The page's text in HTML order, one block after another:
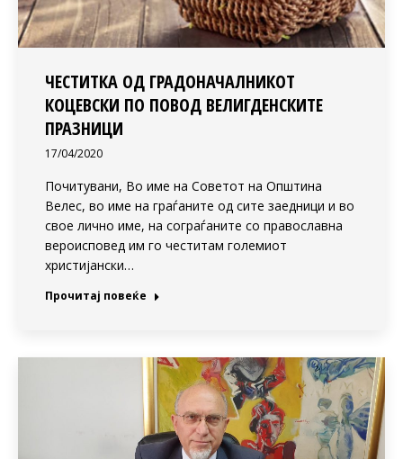
ЧЕСТИТКА ОД ГРАДОНАЧАЛНИКОТ
КОЦЕВСКИ ПО ПОВОД ВЕЛИГДЕНСКИТЕ
ПРАЗНИЦИ
17/04/2020
Почитувани, Во име на Советот на Општина
Велес, во име на граѓаните од сите заедници и во
свое лично име, на сограѓаните со православна
вероисповед им го честитам големиот
христијански…
Прочитај повеќе